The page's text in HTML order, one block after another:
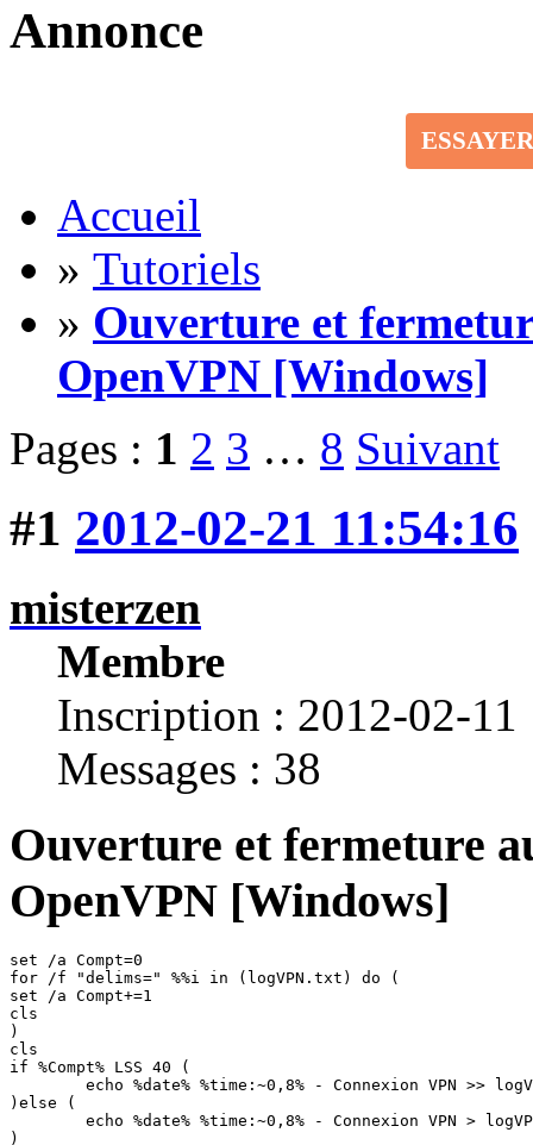
Annonce
Accueil
» Tutoriels
» Ouverture et
OpenVPN [Windows]
Pages : 1 2 3 … 8 Suivant
#1 2012-02-21 11:54:16
misterzen
Membre
Inscription : 2012-02-11
Messages : 38
Ouverture et fermeture
OpenVPN [Windows]
set /a Compt=0
for /f "delims=" %%i in (logVPN.txt) do (
set /a Compt+=1
cls
)
cls
if %Compt% LSS 40 (
)else (
)